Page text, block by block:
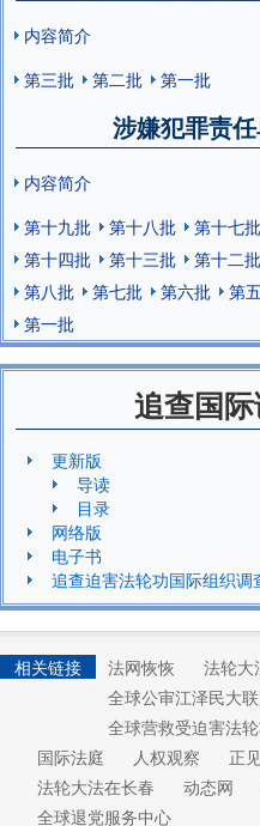
内容简介
第三批
第二批 第一批
涉嫌犯罪责
内容简介
第十九批
第十八批 第十七批
第十四批
第十三批 第十二批
第八批
第七批 第六批 第
第一批
追查国
更新版
导读
目录
网络版
电子书
追查迫害法轮功国际组织调
相关链接 法网恢恢 法轮大
全球公审江泽民大
全球营救受迫害法
国际法庭
人权观察 正
法轮大法在长春
动态网
全球退党服务中心